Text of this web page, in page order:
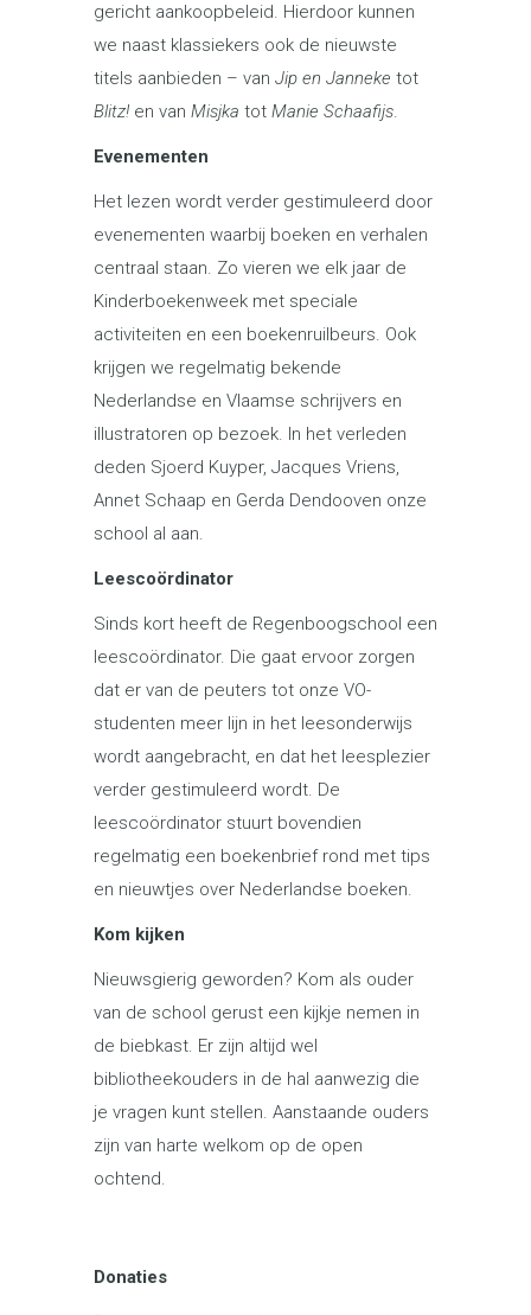
gericht aankoopbeleid. Hierdoor kunnen
we naast klassiekers ook de nieuwste
titels aanbieden – van Jip en Janneke tot
Blitz! en van Misjka tot Manie Schaafijs.
Evenementen
Het lezen wordt verder gestimuleerd door
evenementen waarbij boeken en verhalen
centraal staan. Zo vieren we elk jaar de
Kinderboekenweek met speciale
activiteiten en een boekenruilbeurs. Ook
krijgen we regelmatig bekende
Nederlandse en Vlaamse schrijvers en
illustratoren op bezoek. In het verleden
deden Sjoerd Kuyper, Jacques Vriens,
Annet Schaap en Gerda Dendooven onze
school al aan.
Leescoördinator
Sinds kort heeft de Regenboogschool een
leescoördinator. Die gaat ervoor zorgen
dat er van de peuters tot onze VO-
studenten meer lijn in het leesonderwijs
wordt aangebracht, en dat het leesplezier
verder gestimuleerd wordt. De
leescoördinator stuurt bovendien
regelmatig een boekenbrief rond met tips
en nieuwtjes over Nederlandse boeken.
Kom kijken
Nieuwsgierig geworden? Kom als ouder
van de school gerust een kijkje nemen in
de biebkast. Er zijn altijd wel
bibliotheekouders in de hal aanwezig die
je vragen kunt stellen. Aanstaande ouders
zijn van harte welkom op de open
ochtend.
Donaties